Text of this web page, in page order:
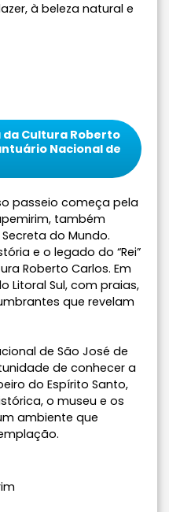
à beleza natural e
Cultura Roberto
Nacional de
passeio começa pela
também
do Mundo.
e o legado do “Rei”
Roberto Carlos. Em
Litoral Sul, com praias,
que revelam
de São José de
de conhecer a
do Espírito Santo,
o museu e os
ambiente que